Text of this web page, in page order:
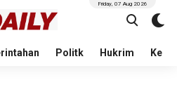
Politk Hukrim
Friday, 07 Aug 2026